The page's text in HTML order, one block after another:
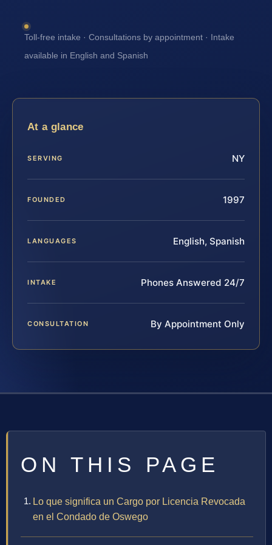
Toll-free intake · Consultations by appointment · Intake
available in English and Spanish
At a glance
SERVING NY
FOUNDED 1997
LANGUAGES English, Spanish
INTAKE Phones Answered 24/7
CONSULTATION By Appointment Only
ON THIS PAGE
Lo que significa un Cargo por Licencia Revocada
en el Condado de Oswego